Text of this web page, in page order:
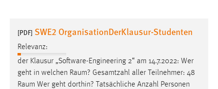
[PDF] SWE2 OrganisationDerKlausur-Studenten
Relevanz:
der Klausur „Software-Engineering 2“ am 14.7.2022: Wer
geht in welchen Raum? Gesamtzahl aller Teilnehmer: 48
Raum Wer geht dorthin? Tatsächliche Anzahl Personen
Performance
Name:
staticfilecache
Zweck:
Für performante Seitenauslieferung wird in diesem Cookie